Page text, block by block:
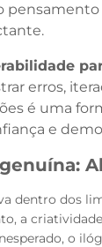
erros,
é uma
e
dentro dos
a
o